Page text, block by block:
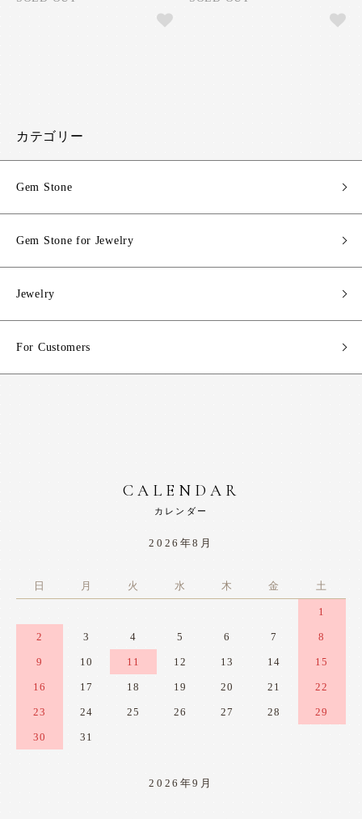
カテゴリー
Gem Stone
Gem Stone for Jewelry
Jewelry
For Customers
CALENDAR
カレンダー
2026年8月
日 月 火 水 木 金 土
1
2 3 4 5 6 7 8
9 10 11 12 13 14 15
16 17 18 19 20 21 22
23 24 25 26 27 28 29
30 31
2026年9月